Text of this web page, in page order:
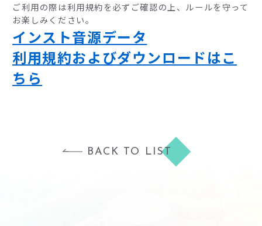
ご利用の際は利用規約を必ずご確認の上、ルールを守って
お楽しみください。
インスト音源データ
利用規約およびダウンロードはこ
ちら
BACK TO LIST